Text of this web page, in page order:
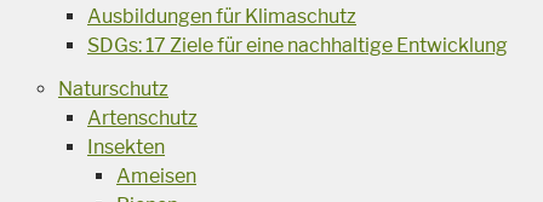
Ausbildungen für Klimaschutz
SDGs: 17 Ziele für eine nachhaltige Entwicklung
Naturschutz
Artenschutz
Insekten
Ameisen